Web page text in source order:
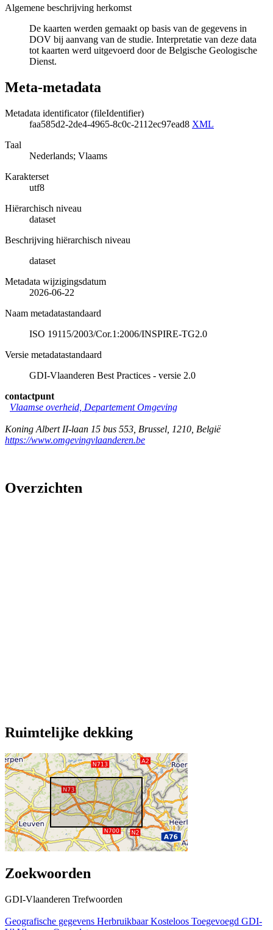
Algemene beschrijving herkomst
De kaarten werden gemaakt op basis van de gegevens in
DOV bij aanvang van de studie. Interpretatie van deze data
tot kaarten werd uitgevoerd door de Belgische Geologische
Dienst.
Meta-metadata
Metadata identificator (fileIdentifier)
faa585d2-2de4-4965-8c0c-2112ec97ead8 XML
Taal
Nederlands; Vlaams
Karakterset
utf8
Hiërarchisch niveau
dataset
Beschrijving hiërarchisch niveau
dataset
Metadata wijzigingsdatum
2026-06-22
Naam metadatastandaard
ISO 19115/2003/Cor.1:2006/INSPIRE-TG2.0
Versie metadatastandaard
GDI-Vlaanderen Best Practices - versie 2.0
contactpunt
Vlaamse overheid, Departement Omgeving
Koning Albert II-laan 15 bus 553 Brussel 1210 België
https://www.omgevingvlaanderen.be
Overzichten
Ruimtelijke dekking
Zoekwoorden
GDI-Vlaanderen Trefwoorden
Geografische gegevens Herbruikbaar Kosteloos Toegevoegd GDI-